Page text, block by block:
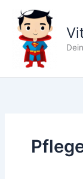
Inhalt
springen